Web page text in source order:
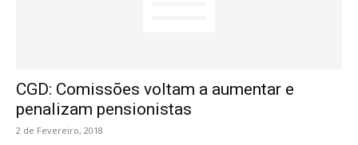
CGD: Comissões voltam a aumentar e
penalizam pensionistas
2 de Fevereiro, 2018